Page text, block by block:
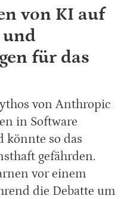
von KI auf
und
für das
von Anthropic
in Software
könnte so das
gefährden.
vor einem
die Debatte um